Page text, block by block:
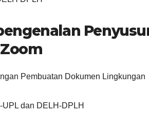
Pembuatan Dokumen Lingkungan
dan DELH-DPLH